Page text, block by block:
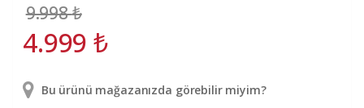
9.998₺
4.999₺
Bu ürünü mağazanızda görebilir miyim?